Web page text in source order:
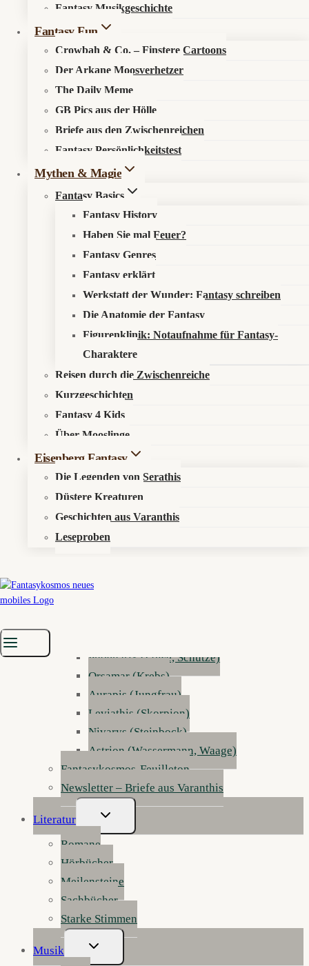
Fantasy Musikgeschichte
Fantasy Fun
Crowbah & Co. – Finstere Cartoons
Der Arkane Moosverhetzer
The Daily Meme
GB Pics aus der Hölle
Briefe aus den Zwischenreichen
Fantasy Persönlichkeitstest
Mythen & Magie
Fantasy Basics
Fantasy History
Haben Sie mal Feuer?
Fantasy Genres
Fantasy erklärt
Werkstatt der Wunder: Fantasy schreiben
Die Anatomie der Fantasy
Figurenklinik: Notaufnahme für Fantasy-
Charaktere
Reisen durch die Zwischenreiche
Kurzgeschichten
Fantasy 4 Kids
Über Mooslinge
Eisenberg Fantasy
Die Legenden von Serathis
Düstere Kreaturen
Geschichten aus Varanthis
Leseproben
Über den Fantasykosmos
Unsere fantastischen Autoren
Recht & Ordnung
Datenschutzerklärung
Impressum
Sonst noch was?
Fantastisch werben
© 2026 Fantasykosmos
Aktuelles
Untermenü
Umschalten
Mirvalis (Fische)
Phoenarix (Löwe, Schütze)
Orsamar (Krebs)
Aurapis (Jungfrau)
Leviathis (Skorpion)
Nivarys (Steinbock)
Astrion (Wassermann, Waage)
Fantasykosmos-Feuilleton
Newsletter – Briefe aus Varanthis
Literatur
Untermenü
Umschalten
Romane
Hörbücher
Meilensteine
Sachbücher
Starke Stimmen
Musik
Untermenü
Umschalten